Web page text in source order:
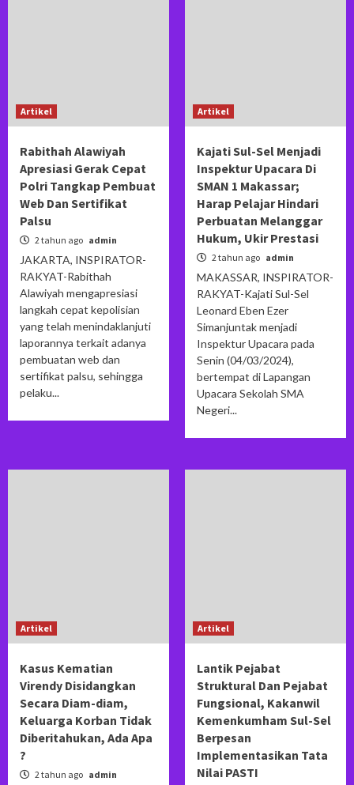
Artikel
Rabithah Alawiyah
Apresiasi Gerak Cepat
Polri Tangkap Pembuat
Web Dan Sertifikat
Palsu
2 tahun ago admin
JAKARTA, INSPIRATOR-
RAKYAT-Rabithah
Alawiyah mengapresiasi
langkah cepat kepolisian
yang telah menindaklanjuti
laporannya terkait adanya
pembuatan web dan
sertifikat palsu, sehingga
pelaku...
Artikel
Kajati Sul-Sel Menjadi
Inspektur Upacara Di
SMAN 1 Makassar;
Harap Pelajar Hindari
Perbuatan Melanggar
Hukum, Ukir Prestasi
2 tahun ago admin
MAKASSAR, INSPIRATOR-
RAKYAT-Kajati Sul-Sel
Leonard Eben Ezer
Simanjuntak menjadi
Inspektur Upacara pada
Senin (04/03/2024),
bertempat di Lapangan
Upacara Sekolah SMA
Negeri...
Artikel
Kasus Kematian
Virendy Disidangkan
Secara Diam-diam,
Keluarga Korban Tidak
Diberitahukan, Ada Apa
?
2 tahun ago admin
Artikel
Lantik Pejabat
Struktural Dan Pejabat
Fungsional, Kakanwil
Kemenkumham Sul-Sel
Berpesan
Implementasikan Tata
Nilai PASTI